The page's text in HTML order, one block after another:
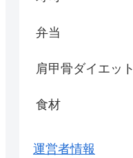
弁当
肩甲骨ダイエット
食材
運営者情報